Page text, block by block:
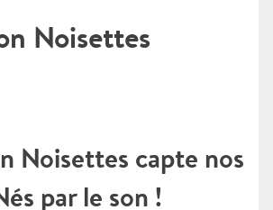
Noisettes
Noisettes capte nos
par le son !